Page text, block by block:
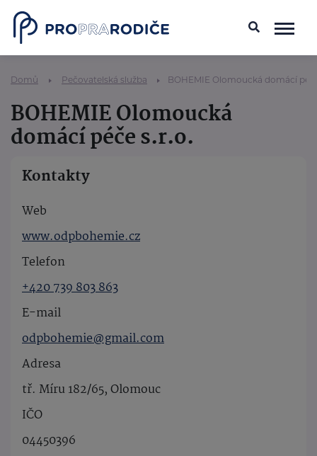
Domů Pečovatelská služba BOHEMIE Olomoucká domácí
BOHEMIE Olomoucká
domácí péče s.r.o.
Kontakty
Web
www.odpbohemie.cz
Telefon
+420 739 803 863
E-mail
odpbohemie@gmail.com
Adresa
tř. Míru 182/65, Olomouc
IČO
04450396